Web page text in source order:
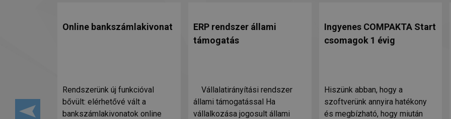
Online bankszámlakivonat
Rendszerünk új funkcióval
bővült: elérhetővé vált a
bankszámlakivonatok online
ERP rendszer állami
támogatás
Vállalatirányítási rendszer
állami támogatással Ha
vállalkozása jogosult állami
Ingyenes COMPAKTA Start
csomagok 1 évig
Hiszünk abban, hogy a
szoftverünk annyira hatékony
és megbízható, hogy miután